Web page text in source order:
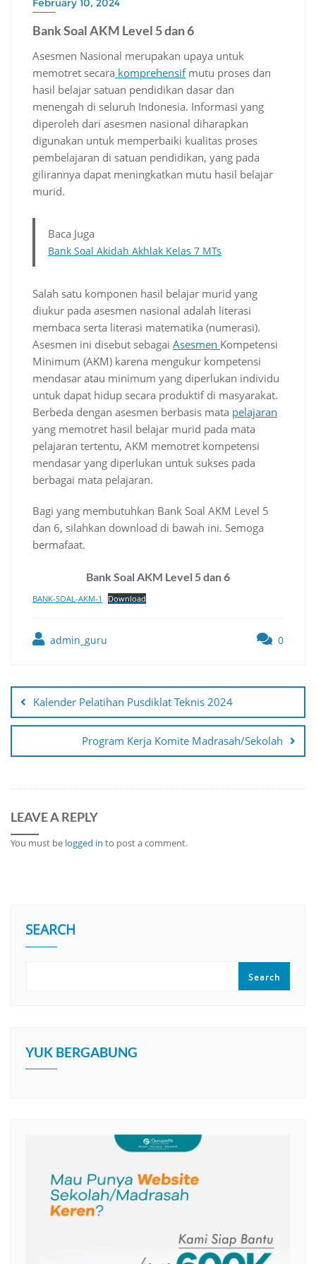
February 10, 2024
Bank Soal AKM Level 5 dan 6
Asesmen Nasional merupakan upaya untuk
memotret secara komprehensifmutu proses dan
hasil belajar satuan pendidikan dasar dan
menengah di seluruh Indonesia. Informasi yang
diperoleh dari asesmen nasional diharapkan
digunakan untuk memperbaiki kualitas proses
pembelajaran di satuan pendidikan, yang pada
gilirannya dapat meningkatkan mutu hasil belajar
murid.
Baca Juga
Bank Soal Akidah Akhlak Kelas 7 MTs
Salah satu komponen hasil belajar murid yang
diukur pada asesmen nasional adalah literasi
membaca serta literasi matematika (numerasi).
Asesmen ini disebut sebagai Asesmen Kompetensi
Minimum (AKM) karena mengukur kompetensi
mendasar atau minimum yang diperlukan individu
untuk dapat hidup secara produktif di masyarakat.
Berbeda dengan asesmen berbasis mata pelajaran
yang memotret hasil belajar murid pada mata
pelajaran tertentu, AKM memotret kompetensi
mendasar yang diperlukan untuk sukses pada
berbagai mata pelajaran.
Bagi yang membutuhkan Bank Soal AKM Level 5
dan 6, silahkan download di bawah ini. Semoga
bermafaat.
Bank Soal AKM Level 5 dan 6
BANK-SOAL-AKM-1 Download
admin_guru 0
navigation
Kalender Pelatihan Pusdiklat Teknis 2024
Program Kerja Komite Madrasah/Sekolah
LEAVE A REPLY
You must be logged in to post a comment.
SEARCH
Search
YUK BERGABUNG